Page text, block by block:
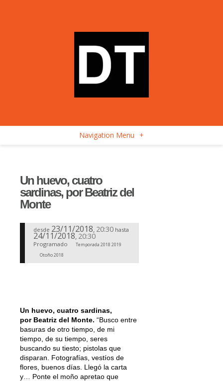
Navigation Menu +
Un huevo, cuatro
sardinas, por Beatriz del
Monte
desde 23/11/2018 20:30 hasta
24/11/2018 20:30
Programado
Temporada 2018 2019
Otoño 2018
Un huevo, cuatro sardinas,
por Beatriz del Monte. “Busco entre
basuras de otro tiempo, de mi
tiempo, de su tiempo, seres
buscando su tiesto; pistolas que
disparan. Fotografías, vestíos de
flores, buenos días. Llegó la carta
y… Ponte el moño apretao que